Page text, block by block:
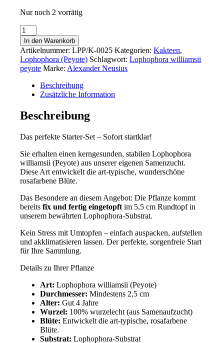
Nur noch 2 vorrätig
Lophophora
williamsii
(Peyote)
|
min.
2,5
Jahre
|
Profi-
getopft
Menge
In den Warenkorb
Artikelnummer:LPP/K-0025 Kategorien:Kakteen,
Lophophora (Peyote) Schlagwort:Lophophora williamsii
peyote Marke: Alexander Neusius
Beschreibung
Zusätzliche Information
Beschreibung
Das perfekte Starter-Set – Sofort startklar!
Sie erhalten einen kerngesunden, stabilen Lophophora
williamsii (Peyote) aus unserer eigenen Samenzucht.
Diese Art entwickelt die art-typische, wunderschöne
rosafarbene Blüte.
Das Besondere an diesem Angebot: Die Pflanze kommt
bereitsfix und fertig eingetopft im 5,5 cm Rundtopf in
unserem bewährten Lophophora-Substrat.
Kein Stress mit Umtopfen – einfach auspacken, aufstellen
und akklimatisieren lassen. Der perfekte, sorgenfreie Start
für Ihre Sammlung.
Details zu Ihrer Pflanze
Art: Lophophora williamsii (Peyote)
Durchmesser: Mindestens 2,5 cm
Alter: Gut 4 Jahre
Wurzel: 100% wurzelecht (aus Samenaufzucht)
Blüte: Entwickelt die art-typische, rosafarbene
Blüte.
Substrat: Lophophora-Substrat